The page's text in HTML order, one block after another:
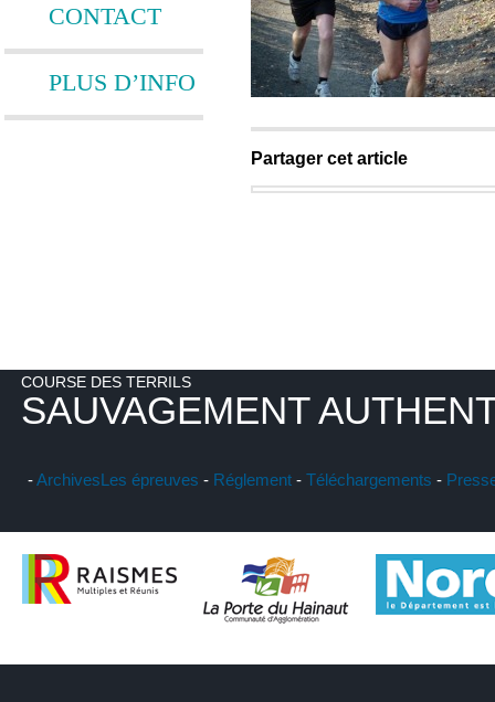
CONTACT
PLUS D’INFO
Partager cet article
COURSE DES TERRILS
SAUVAGEMENT
-ArchivesLes épreuves - Réglement - Téléchargements -